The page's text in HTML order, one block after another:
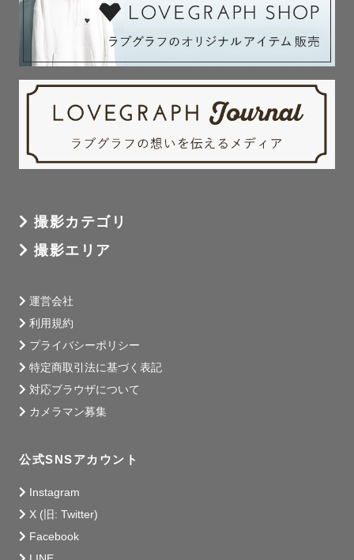
撮影カテゴリ
撮影エリア
運営会社
利用規約
プライバシーポリシー
特定商取引法に基づく表記
対応ブラウザについて
カメラマン募集
公式SNSアカウント
Instagram
X (旧: Twitter)
Facebook